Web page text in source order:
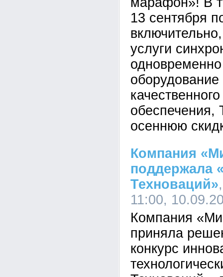
13 сентября
услуги
оборудование
обеспечения,
осеннюю
Компания
поддержала
Техноваций»
11:00,
Компания
приняла
конкурс